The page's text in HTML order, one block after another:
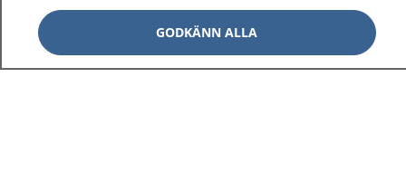
Logga in för att läsa din journal och göra dina
vårdärenden. Ring telefonnummer 1177 för
sjukvårdsrådgivning dygnet runt.
GODKÄNN ALLA